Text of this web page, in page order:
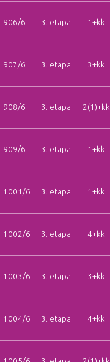
906/6 3. etapa 1+kk
907/6 3. etapa 3+kk
908/6 3. etapa 2(1)+kk
909/6 3. etapa 1+kk
1001/6 3. etapa 1+kk
1002/6 3. etapa 4+kk
1003/6 3. etapa 3+kk
1004/6 3. etapa 4+kk